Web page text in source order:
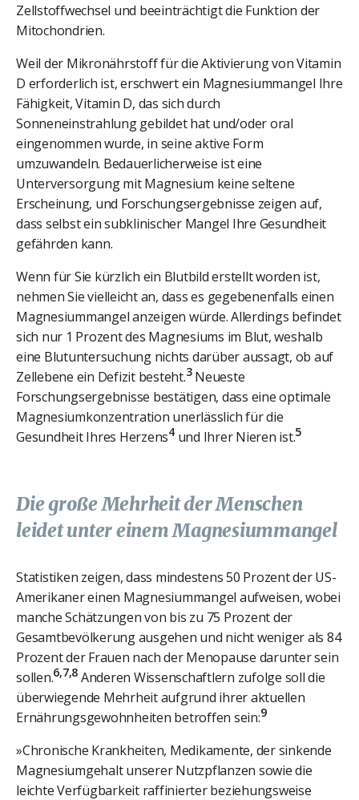
Zellstoffwechsel und beeinträchtigt die Funktion der
Mitochondrien.
Weil der Mikronährstoff für die Aktivierung von Vitamin
D erforderlich ist, erschwert ein Magnesiummangel Ihre
Fähigkeit, Vitamin D, das sich durch
Sonneneinstrahlung gebildet hat und/oder oral
eingenommen wurde, in seine aktive Form
umzuwandeln. Bedauerlicherweise ist eine
Unterversorgung mit Magnesium keine seltene
Erscheinung, und Forschungsergebnisse zeigen auf,
dass selbst ein subklinischer Mangel Ihre Gesundheit
gefährden kann.
Wenn für Sie kürzlich ein Blutbild erstellt worden ist,
nehmen Sie vielleicht an, dass es gegebenenfalls einen
Magnesiummangel anzeigen würde. Allerdings befindet
sich nur 1 Prozent des Magnesiums im Blut, weshalb
eine Blutuntersuchung nichts darüber aussagt, ob auf
Zellebene ein Defizit besteht.3Neueste
Forschungsergebnisse bestätigen, dass eine optimale
Magnesiumkonzentration unerlässlich für die
Gesundheit Ihres Herzens4und Ihrer Nieren ist.5
Die große Mehrheit der Menschen
leidet unter einem Magnesiummangel
Statistiken zeigen, dass mindestens 50 Prozent der US-
Amerikaner einen Magnesiummangel aufweisen, wobei
manche Schätzungen von bis zu 75 Prozent der
Gesamtbevölkerung ausgehen und nicht weniger als 84
Prozent der Frauen nach der Menopause darunter sein
sollen.6,7,8 Anderen Wissenschaftlern zufolge soll die
überwiegende Mehrheit aufgrund ihrer aktuellen
Ernährungsgewohnheiten betroffen sein:9
»Chronische Krankheiten, Medikamente, der sinkende
Magnesiumgehalt unserer Nutzpflanzen sowie die
leichte Verfügbarkeit raffinierter beziehungsweise